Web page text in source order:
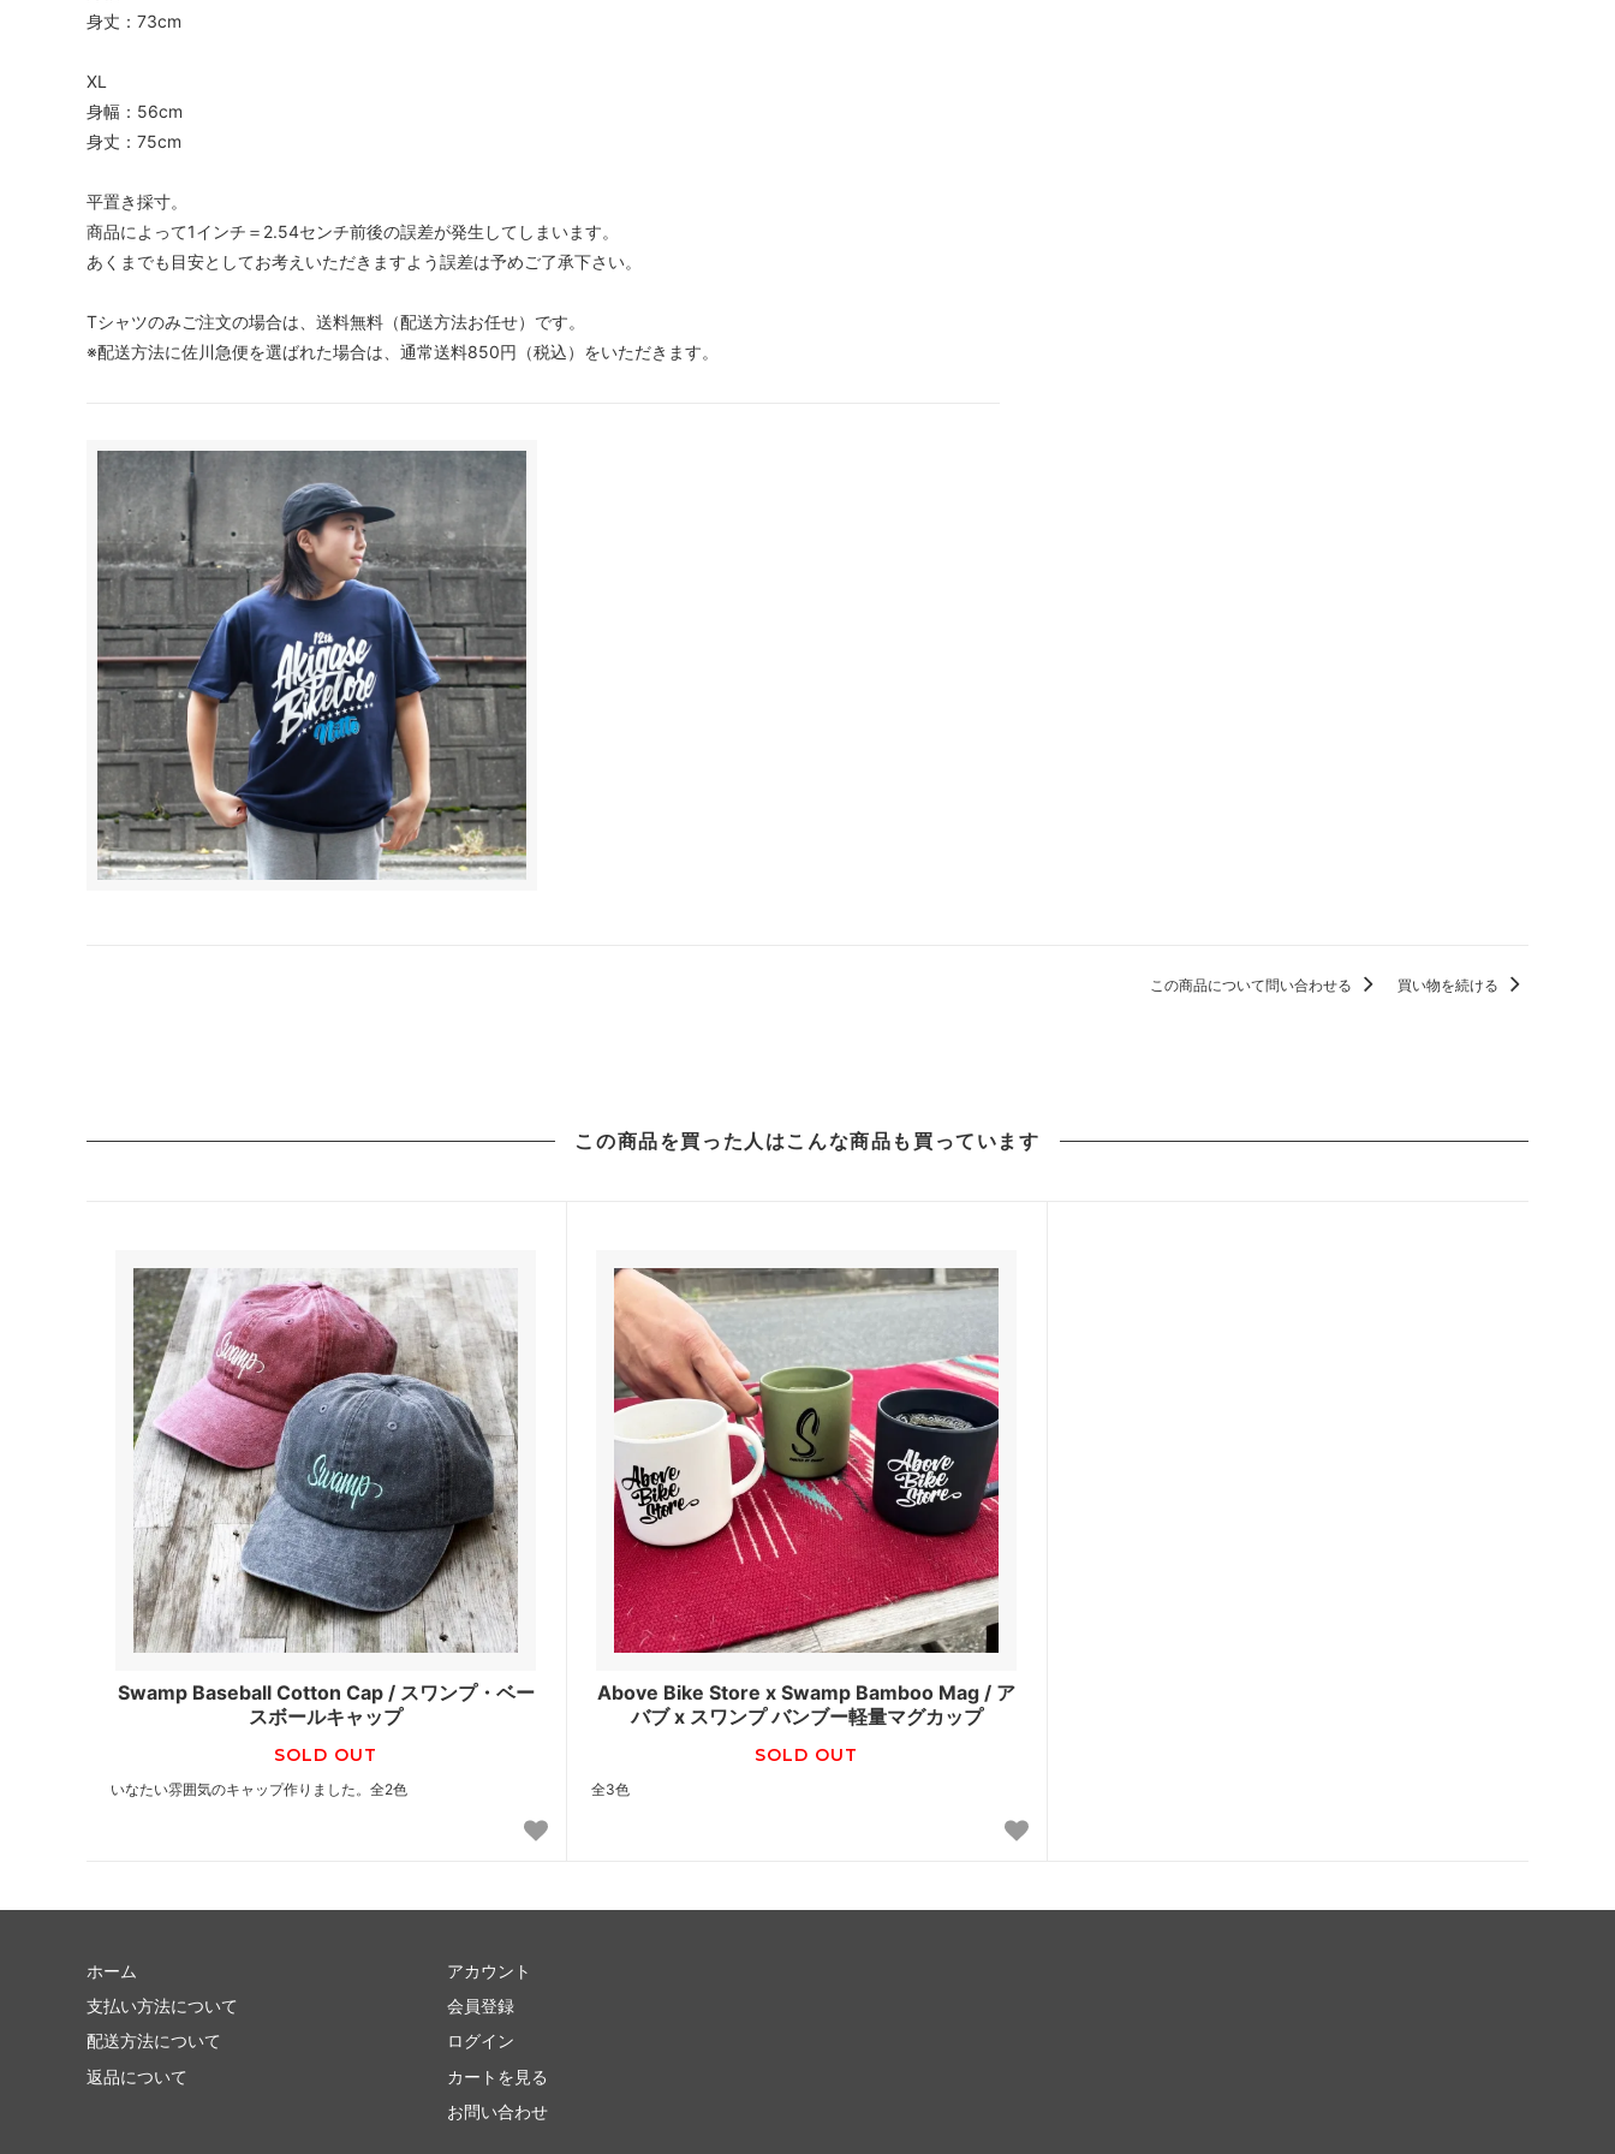
身丈：73cm
XL
身幅：56cm
身丈：75cm
平置き採寸。
商品によって1インチ＝2.54センチ前後の誤差が発生してしまいます。
あくまでも目安としてお考えいただきますよう誤差は予めご了承下さい。
Tシャツのみご注文の場合は、送料無料（配送方法お任せ）です。
※配送方法に佐川急便を選ばれた場合は、通常送料850円（税込）をいただきます。
この商品について問い合わせる 買い物を続ける
この商品を買った人は こんな商品も買っています
Swamp Baseball Cotton Cap / スワンプ・ベー
スボールキャップ
SOLD OUT
いなたい雰囲気のキャップ作りました。全2色
Above Bike Store x Swamp Bamboo Mag / ア
バブ x スワンプ バンブー軽量マグカップ
SOLD OUT
全3色
ホーム
支払い方法について
配送方法について
返品について
アカウント
会員登録
ログイン
カートを見る
お問い合わせ